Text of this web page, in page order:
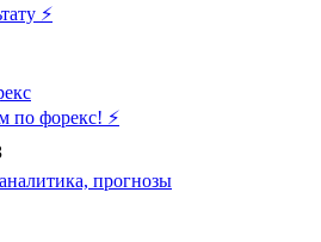
⚡️
по форекс! ⚡
прогнозы